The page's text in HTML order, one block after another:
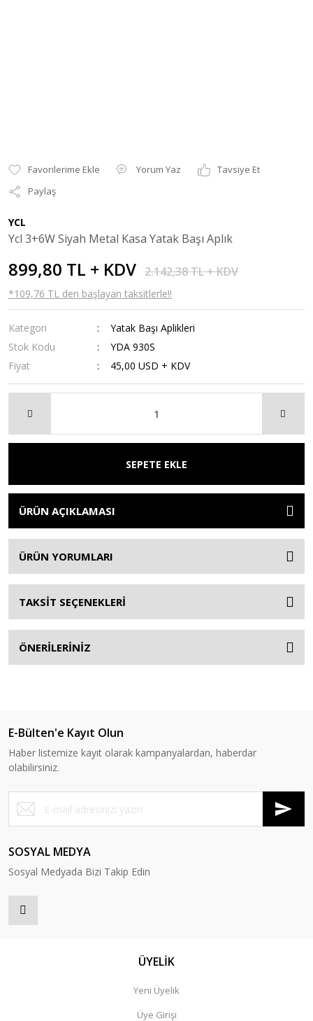
Yorum Yaz
Tavsiye Et
Paylaş
YCL
Ycl 3+6W Siyah Metal Kasa Yatak Başı Aplık
899,80 TL + KDV 2.142,38 TL + KDV
*109,76 TL den başlayan taksitlerle!!
Kategori
Yatak Başı Aplikleri
Stok Kodu
YDA 930S
Fiyat
45,00 USD + KDV
SEPETE EKLE
ÜRÜN AÇIKLAMASI
ÜRÜN YORUMLARI
TAKSİT SEÇENEKLERİ
ÖNERİLERİNİZ
E-Bülten'e Kayıt Olun
Haber listemize kayıt olarak kampanyalardan, haberdar
olabilirsiniz.
SOSYAL MEDYA
Sosyal Medyada Bizi Takip Edin
ÜYELİK
Yeni Üyelik
Üye Girişi